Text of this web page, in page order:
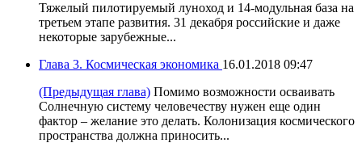
Тяжелый пилотируемый луноход и 14-модульная база на
третьем этапе развития. 31 декабря российские и даже
некоторые зарубежные...
Глава 3. Космическая экономика 16.01.2018 09:47
(Предыдущая глава) Помимо возможности осваивать
Солнечную систему человечеству нужен еще один
фактор – желание это делать. Колонизация космического
пространства должна приносить...